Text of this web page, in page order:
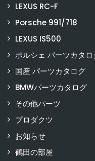
LEXUS RC-F
Porsche 991/718
LEXUS IS500
ポルシェ パーツカタロ
国産 パーツカタログ
BMWパーツカタログ
その他パーツ
プロダクツ
お知らせ
鶴田の部屋